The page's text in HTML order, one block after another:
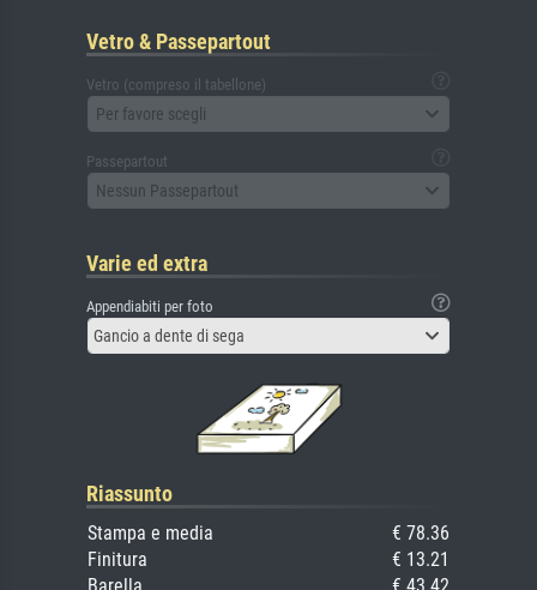
Vetro & Passepartout
Vetro (compreso il tabellone)
Per favore scegli
Passepartout
Nessun Passepartout
Varie ed extra
Appendiabiti per foto
Gancio a dente di sega
Riassunto
Stampa e media
€ 78.36
Finitura
€ 13.21